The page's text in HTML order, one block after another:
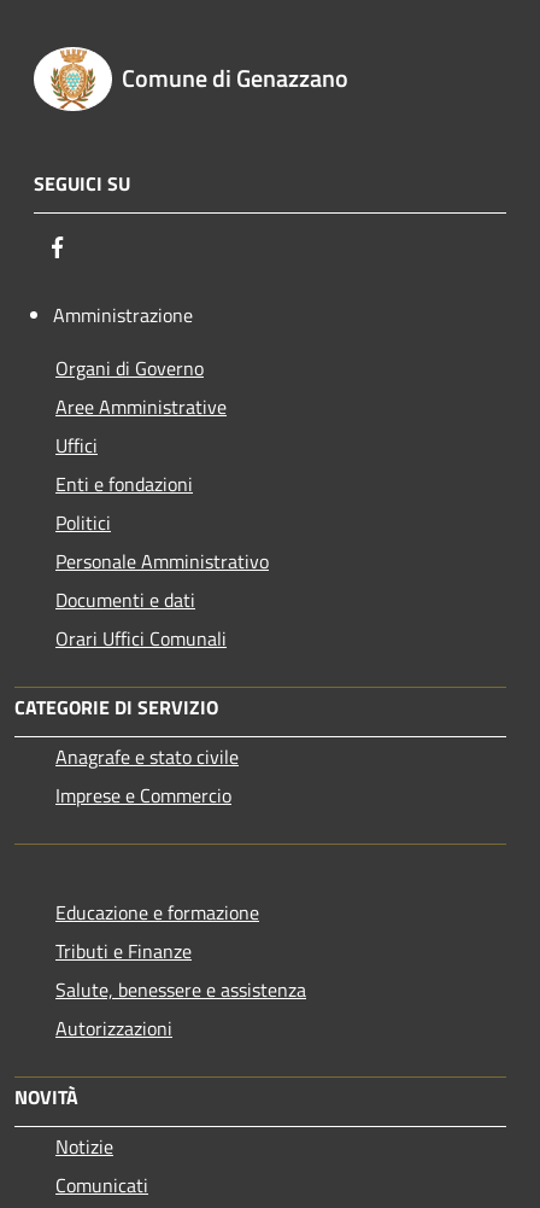
Comune di Genazzano
SEGUICI SU
Amministrazione
Organi di Governo
Aree Amministrative
Uffici
Enti e fondazioni
Politici
Personale Amministrativo
Documenti e dati
Orari Uffici Comunali
CATEGORIE DI SERVIZIO
Anagrafe e stato civile
Imprese e Commercio
Educazione e formazione
Tributi e Finanze
Salute, benessere e assistenza
Autorizzazioni
NOVITÀ
Notizie
Comunicati